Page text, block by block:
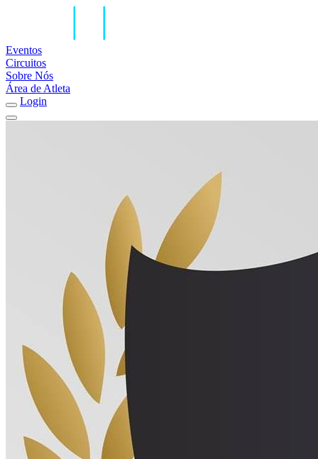
Eventos
Circuitos
Sobre Nós
Área de Atleta
Login